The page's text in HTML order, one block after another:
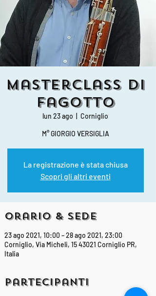
Masterclass di
Fagotto
lun 23 ago Corniglio
M° GIORGIO VERSIGLIA
La registrazione è stata chiusa
Scopri gli altri eventi
Orario & Sede
23 ago 2021, 10:00 – 28 ago 2021, 23:00
Corniglio, Via Micheli, 15 43021 Corniglio PR,
Italia
Partecipanti